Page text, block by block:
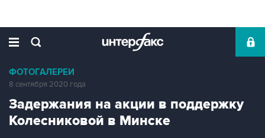
ФОТОГАЛЕРЕИ
8 сентября 2020 года
Задержания на акции в поддержку
Колесниковой в Минске